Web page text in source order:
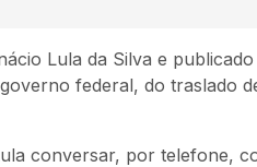
Lula da Silva e
federal, do traslado
conversar, por telefone,